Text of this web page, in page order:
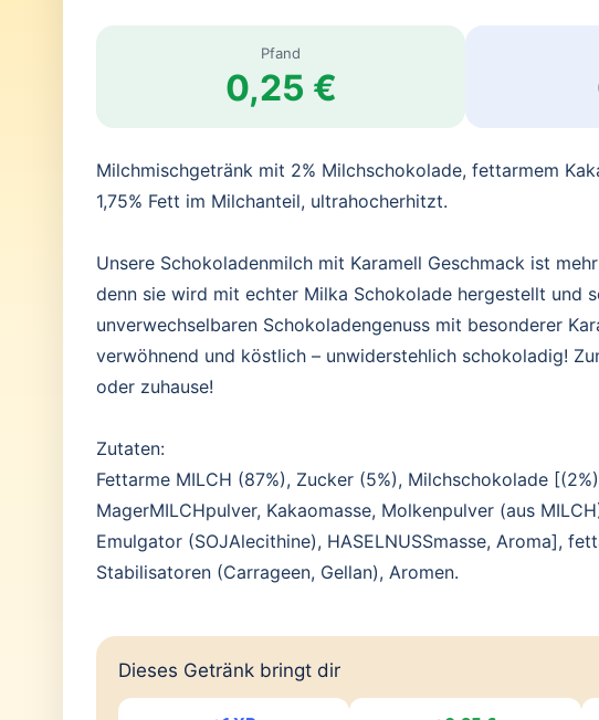
Pfand
0,25 €
Milchmischgetränk mit 2% Milchschokolade, fettarmem
1,75% Fett im Milchanteil, ultrahocherhitzt.
Unsere Schokoladenmilch mit Karamell Geschmack ist
denn sie wird mit echter Milka Schokolade hergestellt und
unverwechselbaren Schokoladengenuss mit besonderer
verwöhnend und köstlich – unwiderstehlich schokoladig!
oder zuhause!
Zutaten:
Fettarme MILCH (87%), Zucker (5%), Milchschokolade
MagerMILCHpulver, Kakaomasse, Molkenpulver (aus
Emulgator (SOJAlecithine), HASELNUSSmasse, Aroma],
Stabilisatoren (Carrageen, Gellan), Aromen.
Dieses Getränk bringt dir